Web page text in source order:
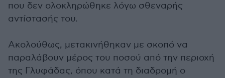
που δεν ολοκληρώθηκε λόγω σθεναρής
αντίστασής του.
Ακολούθως, μετακινήθηκαν με σκοπό να
παραλάβουν μέρος του ποσού από την περιοχή
της Γλυφάδας, όπου κατά τη διαδρομή ο